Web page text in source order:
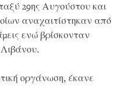
29ης Αυγούστου και
αναχαιτίστηκαν από
ενώ βρίσκονταν
οργάνωση, έκανε